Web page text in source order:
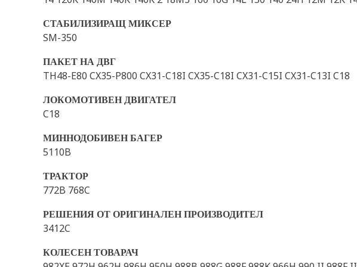
СТАБИЛИЗИРАЩ МИКСЕР
SM-350
ПАКЕТ НА ДВГ
TH48-E80 CX35-P800 CX31-C18I CX35-C18I CX31-C15I CX31-C13I C18
ЛОКОМОТИВЕН ДВИГАТЕЛ
C18
МИННОДОБИВЕН БАГЕР
5110B
ТРАКТОР
772B 768C
РЕШЕНИЯ ОТ ОРИГИНАЛЕН ПРОИЗВОДИТЕЛ
3412C
КОЛЕСЕН ТОВАРАЧ